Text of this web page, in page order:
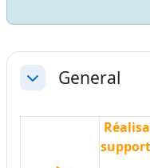
Perfilado de
ColapsarGeneral